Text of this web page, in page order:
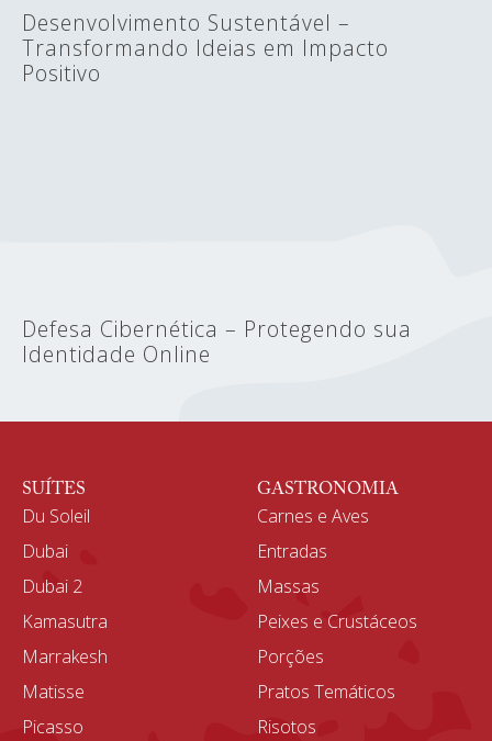
Desenvolvimento Sustentável –
Transformando Ideias em Impacto
Positivo
Defesa Cibernética – Protegendo sua
Identidade Online
SUÍTES
Du Soleil
Dubai
Dubai 2
Kamasutra
Marrakesh
Matisse
Picasso
GASTRONOMIA
Carnes e Aves
Entradas
Massas
Peixes e Crustáceos
Porções
Pratos Temáticos
Risotos